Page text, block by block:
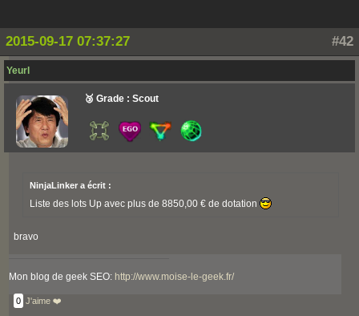
#42
2015-09-17 07:37:27
Yeurl
🥉 Grade : Scout
NinjaLinker a écrit :
Liste des lots Up avec plus de 8850,00 € de dotation
bravo
Mon blog de geek SEO: http://www.moise-le-geek.fr/
0 J'aime ❤️